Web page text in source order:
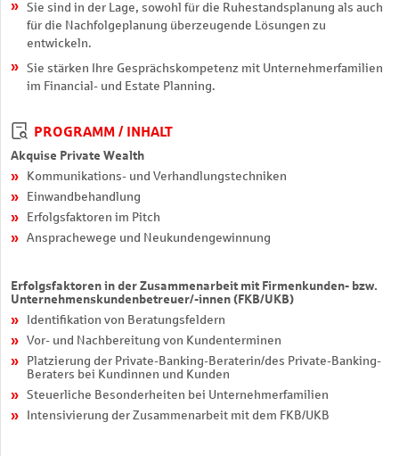
Sie sind in der Lage, sowohl für die Ruhestandsplanung als auch
für die Nachfolgeplanung überzeugende Lösungen zu
entwickeln.
Sie stärken Ihre Gesprächskompetenz mit Unternehmerfamilien
im Financial- und Estate Planning.
PROGRAMM / INHALT
Akquise Private Wealth
Kommunikations- und Verhandlungstechniken
Einwandbehandlung
Erfolgsfaktoren im Pitch
Ansprachewege und Neukundengewinnung
Erfolgsfaktoren in der Zusammenarbeit mit Firmenkunden- bzw.
Unternehmenskundenbetreuer/-innen (FKB/UKB)
Identifikation von Beratungsfeldern
Vor- und Nachbereitung von Kundenterminen
Platzierung der Private-Banking-Beraterin/des Private-Banking-
Beraters bei Kundinnen und Kunden
Steuerliche Besonderheiten bei Unternehmerfamilien
Intensivierung der Zusammenarbeit mit dem FKB/UKB